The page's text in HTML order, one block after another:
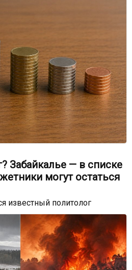
Забайкалье — в списке
могут остаться
известный политолог